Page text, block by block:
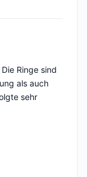
Ringe sind
als auch
sehr